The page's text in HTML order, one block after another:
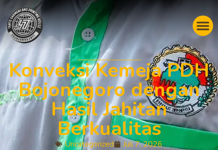
Konveksi Kemeja PDH
Bojonegoro dengan
Hasil Jahitan
Berkualitas
Uncategorized Juli 7, 2026